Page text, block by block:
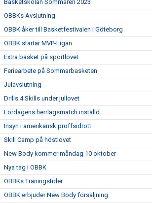
Basketskolan Sommaren 2023
OBBKs Avslutning
OBBK åker till Basketfestivalen i Göteborg
OBBK startar MVP-Ligan
Extra basket på sportlovet
Feriearbete på Sommarbasketen
Julavslutning
Drills 4 Skills under jullovet
Lördagens herrlagsmatch inställd
Insyn i amerikansk proffsidrott
Skill Camp på höstlovet
New Body kommer måndag 10 oktober
Nya tag i OBBK
OBBKs Träningstider
OBBK erbjuder New Body försäljning